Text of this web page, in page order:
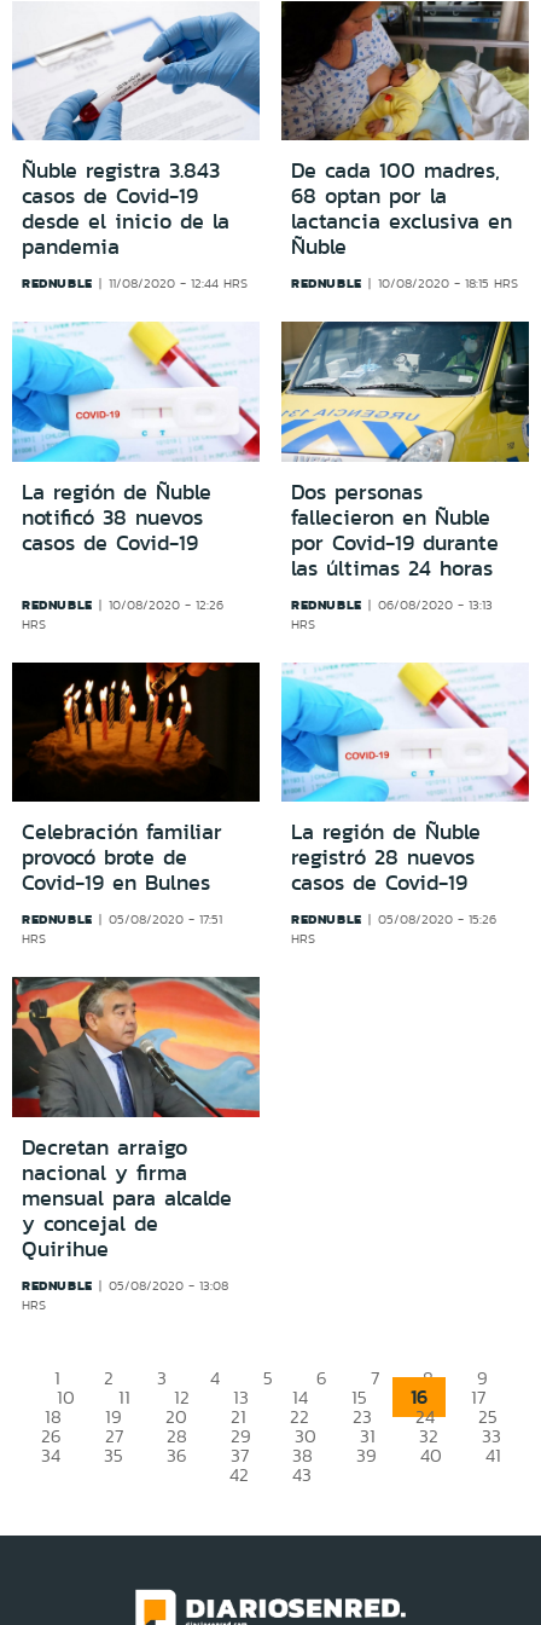
Ñuble registra 3.843
casos de Covid-19
desde el inicio de la
pandemia
REDNUBLE 11/08/2020 - 12:44 HRS
De cada 100 madres,
68 optan por la
lactancia exclusiva en
Ñuble
REDNUBLE 10/08/2020 - 18:15 HRS
La región de Ñuble
notificó 38 nuevos
casos de Covid-19
REDNUBLE
10/08/2020 - 12:26
HRS
Dos personas
fallecieron en Ñuble
por Covid-19 durante
las últimas 24 horas
REDNUBLE
06/08/2020 - 13:13
HRS
Celebración familiar
provocó brote de
Covid-19 en Bulnes
REDNUBLE
05/08/2020 - 17:51
HRS
La región de Ñuble
registró 28 nuevos
casos de Covid-19
REDNUBLE
05/08/2020 - 15:26
HRS
Decretan arraigo
nacional y firma
mensual para alcalde
y concejal de
Quirihue
REDNUBLE
05/08/2020 - 13:08
HRS
1 2 3 4 5 6 7 8 9
10 11 12 13 14 15 16 17
18 19 20 21 22 23 24 25
26 27 28 29 30 31 32 33
34 35 36 37 38 39 40 41
42 43